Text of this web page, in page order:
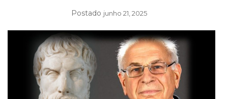
G
Postado junho 21, 2025